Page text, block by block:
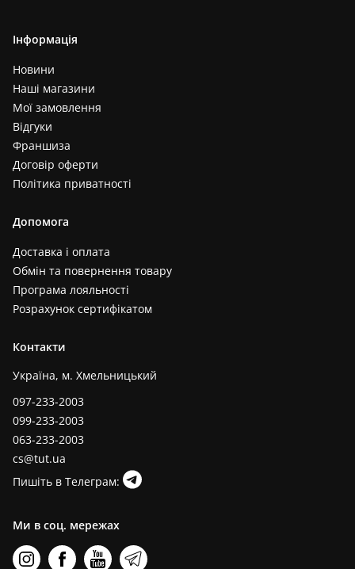
Інформація
Новини
Наші магазини
Мої замовлення
Відгуки
Франшиза
Договір оферти
Політика приватності
Допомога
Доставка і оплата
Обмін та повернення товару
Програма лояльності
Розрахунок сертифікатом
Контакти
Україна, м. Хмельницький
097-233-2003
099-233-2003
063-233-2003
cs@tut.ua
Пишіть в Телеграм:
Ми в соц. мережах